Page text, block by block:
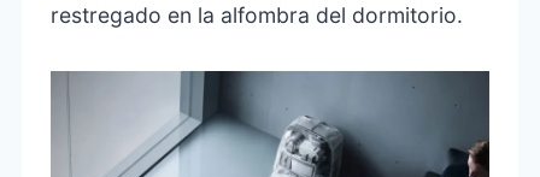
restregado en la alfombra del dormitorio.